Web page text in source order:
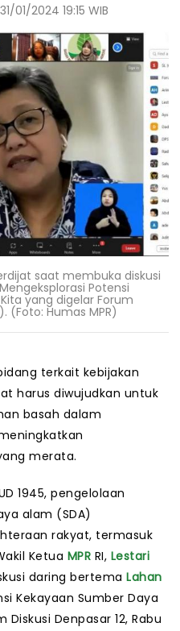
01/2024 19:15 WIB
saat membuka diskusi
Potensi
yang digelar Forum
(Foto: Humas MPR)
terkait kebijakan
harus diwujudkan untuk
basah dalam
merata.
1945, pengelolaan
alam (SDA)
rakyat, termasuk
Ketua MPR RI, Lestari
daring bertema Lahan
Kekayaan Sumber Daya
Denpasar 12, Rabu